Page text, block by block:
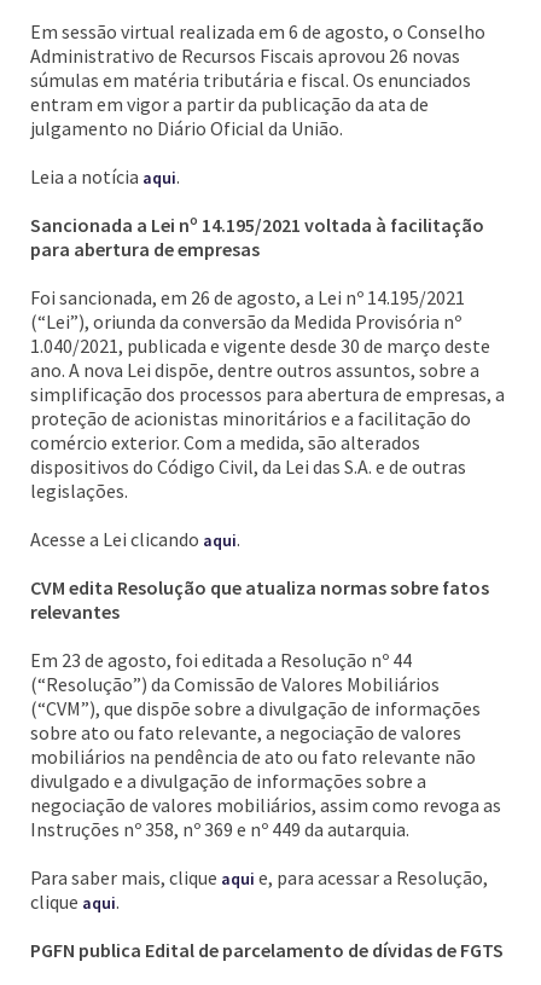
Em sessão virtual realizada em 6 de agosto, o Conselho
Administrativo de Recursos Fiscais aprovou 26 novas
súmulas em matéria tributária e fiscal. Os enunciados
entram em vigor a partir da publicação da ata de
julgamento no Diário Oficial da União.
Leia a notícia aqui.
Sancionada a Lei nº 14.195/2021 voltada à facilitação
para abertura de empresas
Foi sancionada, em 26 de agosto, a Lei nº 14.195/2021
(“Lei”), oriunda da conversão da Medida Provisória nº
1.040/2021, publicada e vigente desde 30 de março deste
ano. A nova Lei dispõe, dentre outros assuntos, sobre a
simplificação dos processos para abertura de empresas, a
proteção de acionistas minoritários e a facilitação do
comércio exterior. Com a medida, são alterados
dispositivos do Código Civil, da Lei das S.A. e de outras
legislações.
Acesse a Lei clicando aqui.
CVM edita Resolução que atualiza normas sobre fatos
relevantes
Em 23 de agosto, foi editada a Resolução nº 44
(“Resolução”) da Comissão de Valores Mobiliários
(“CVM”), que dispõe sobre a divulgação de informações
sobre ato ou fato relevante, a negociação de valores
mobiliários na pendência de ato ou fato relevante não
divulgado e a divulgação de informações sobre a
negociação de valores mobiliários, assim como revoga as
Instruções nº 358, nº 369 e nº 449 da autarquia.
Para saber mais, clique aqui e, para acessar a Resolução,
clique aqui.
PGFN publica Edital de parcelamento de dívidas de FGTS